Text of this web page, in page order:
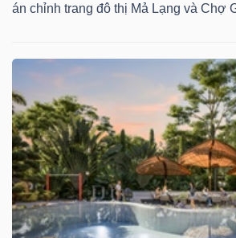
án chỉnh trang đô thị Mả Lạng và Chợ
BẤT
Mã
chứng
khoán
(-)
Tất cả Cổ phiếu Chỉ số